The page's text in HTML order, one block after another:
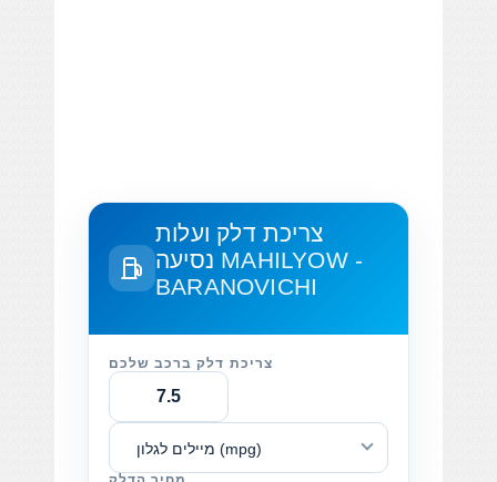
צריכת דלק ועלות
MAHILYOW -
BARANOVICHI
צריכת דלק ברכב שלכם
מיילים לגלון (mpg)
מחיר הדלק